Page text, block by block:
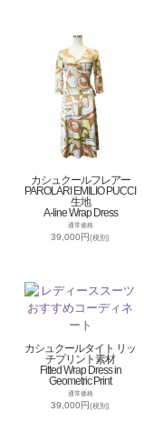
カシュクールフレアー
PAROLARI EMILIO PUCCI
生地
A-line Wrap Dress
通常価格
39,000円(税別)
カシュクールタイト リッ
チプリント素材
Fitted Wrap Dress in
Geometric Print
通常価格
39,000円(税別)